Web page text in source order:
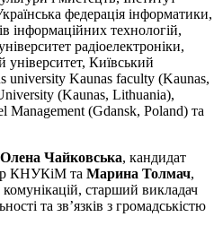
федерація інформатики,
інформаційних технологій,
радіоелектроніки,
Київський
university Kaunas faculty (Kaunas,
(Kaunas, Lithuania),
Management (Gdansk, Poland) та
Олена Чайковська, кандидат
КНУКіМ та Марина Толмач,
комунікацій, старший викладач
та зв’язків з громадськістю